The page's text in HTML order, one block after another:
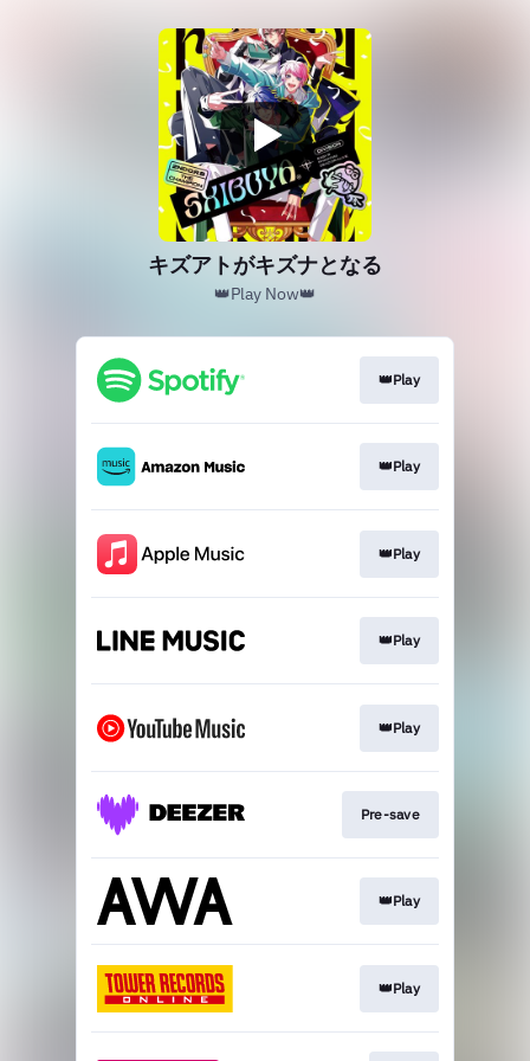
キズアトがキズナとなる
👑Play Now👑
👑Play
👑Play
👑Play
👑Play
👑Play
Pre-save
👑Play
👑Play